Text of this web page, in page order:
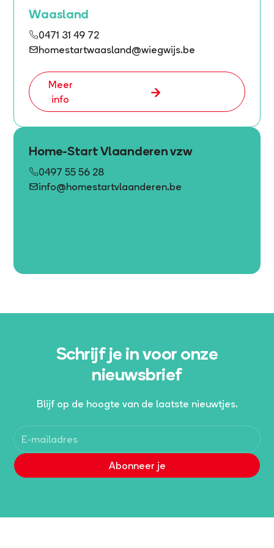
Waasland
0471 31 49 72
homestartwaasland@wiegwijs.be
Meer
info
Home-Start Vlaanderen vzw
0497 55 56 28
info@homestartvlaanderen.be
Schrijf je in voor onze
nieuwsbrief
Blijf op de hoogte van de laatste nieuwtjes.